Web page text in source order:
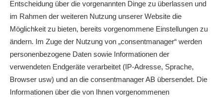
Entscheidung über die vorgenannten Dinge zu überlassen und
im Rahmen der weiteren Nutzung unserer Website die
Möglichkeit zu bieten, bereits vorgenommene Einstellungen zu
ändern. Im Zuge der Nutzung von „consentmanager“ werden
personenbezogene Daten sowie Informationen der
verwendeten Endgeräte verarbeitet (IP-Adresse, Sprache,
Browser usw) und an die consentmanager AB übersendet. Die
Informationen über die von Ihnen vorgenommenen